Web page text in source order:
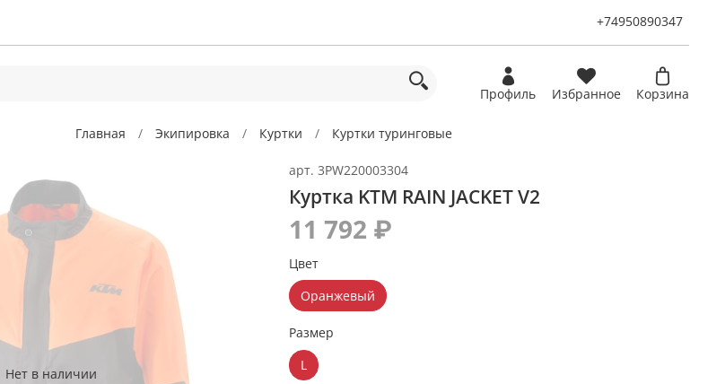
+74950890347
Профиль Избранное Корзина
Главная Экипировка Куртки Куртки туринговые
Нет в наличии
арт. 3PW220003304
Куртка KTM RAIN JACKET V2
11 792 ₽
Цвет
Оранжевый
Размер
L